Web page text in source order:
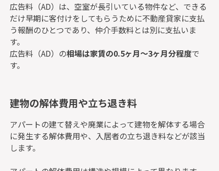
広告料（AD）は、空室が長引いている物件など、できる
だけ早期に客付けをしてもらうために不動産貸家に支払
う報酬のひとつであり、仲介手数料とは別に支払いま
す。
広告料（AD）の相場は家賃の0.5ヶ月～3ヶ月分程度で
す。
建物の解体費用や立ち退き料
アパートの建て替えや廃業によって建物を解体する場合
に発生する解体費用や、入居者の立ち退き料などが該当
します。